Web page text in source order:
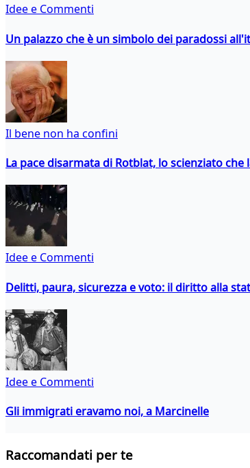
Idee e Commenti
Un palazzo che è un simbolo dei paradossi
Il bene non ha confini
La pace disarmata di Rotblat, lo scienziato
Idee e Commenti
Delitti, paura, sicurezza e voto: il diritto alla
Idee e Commenti
Gli immigrati eravamo noi, a Marcinelle
Raccomandati per te